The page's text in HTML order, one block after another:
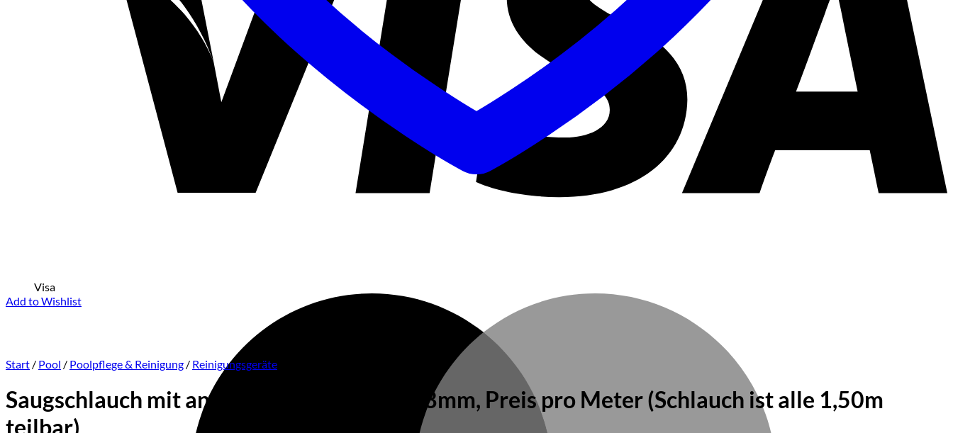
Visa
Add to Wishlist
Start / Pool / Poolpflege & Reinigung / Reinigungsgeräte
Saugschlauch mit angeformter Muffe, Ø 38mm, Preis pro Meter (Schlauch ist alle 1,50m
teilbar)